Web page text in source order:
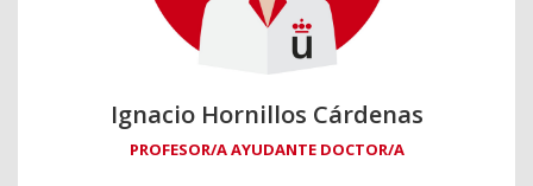
Ignacio Hornillos Cárdenas
PROFESOR/A AYUDANTE DOCTOR/A